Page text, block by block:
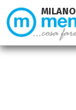
MILANO